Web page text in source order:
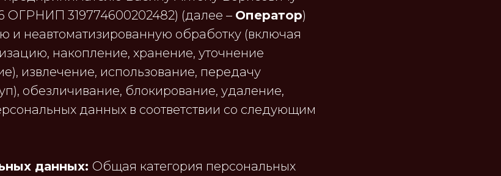
ОГРНИП 319774600202482) (далее – Оператор)
и неавтоматизированную обработку (включая
накопление, хранение, уточнение
извлечение, использование, передачу
обезличивание, блокирование, удаление,
данных в соответствии со следующим
данных: Общая категория персональных